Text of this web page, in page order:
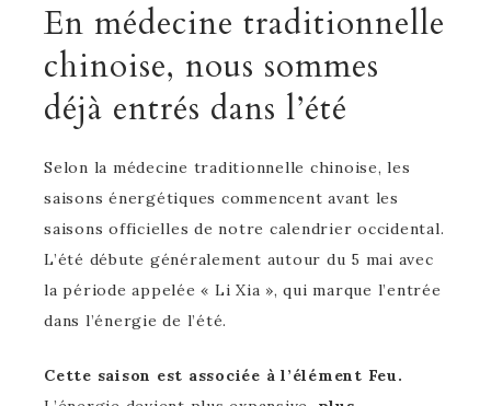
En médecine traditionnelle
chinoise, nous sommes
déjà entrés dans l’été
Selon la médecine traditionnelle chinoise, les
saisons énergétiques commencent avant les
saisons officielles de notre calendrier occidental.
L’été débute généralement autour du 5 mai avec
la période appelée « Li Xia », qui marque l’entrée
dans l’énergie de l’été.
Cette saison est associée à l’élément Feu.